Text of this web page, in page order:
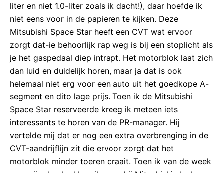
liter en niet 1.0-liter zoals ik dacht!), daar hoefde ik
niet eens voor in de papieren te kijken. Deze
Mitsubishi Space Star heeft een CVT wat ervoor
zorgt dat-ie behoorlijk rap weg is bij een stoplicht als
je het gaspedaal diep intrapt. Het motorblok laat zich
dan luid en duidelijk horen, maar ja dat is ook
helemaal niet erg voor een auto uit het goedkope A-
segment en dito lage prijs. Toen ik de Mitsubishi
Space Star reserveerde kreeg ik meteen iets
interessants te horen van de PR-manager. Hij
vertelde mij dat er nog een extra overbrenging in de
CVT-aandrijflijn zit die ervoor zorgt dat het
motorblok minder toeren draait. Toen ik van de week